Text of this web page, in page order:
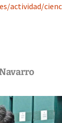
actividad/